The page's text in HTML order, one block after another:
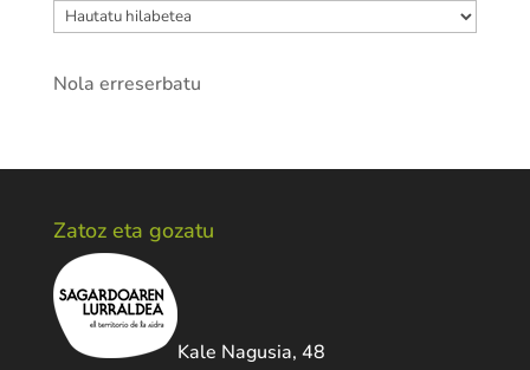
Artxiboak
Nola erreserbatu
Zatoz eta gozatu
Kale Nagusia, 48